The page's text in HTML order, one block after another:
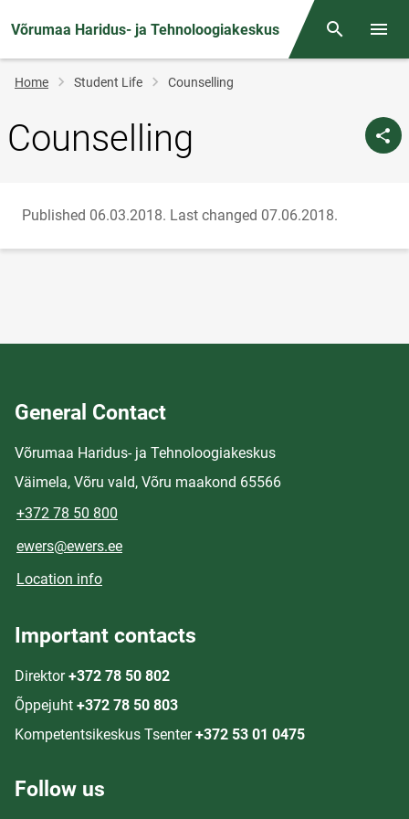
Võrumaa Haridus- ja Tehnoloogiakeskus Otsing
Breadcrumb
Home Student Life Counselling
Counselling
Published 06.03.2018. Last changed 07.06.2018.
General Contact
Võrumaa Haridus- ja Tehnoloogiakeskus
Väimela, Võru vald, Võru maakond 65566
+372 78 50 800
ewers@ewers.ee
Location info
Important contacts
Direktor +372 78 50 802
Õppejuht +372 78 50 803
Kompetentsikeskus Tsenter +372 53 01 0475
Follow us